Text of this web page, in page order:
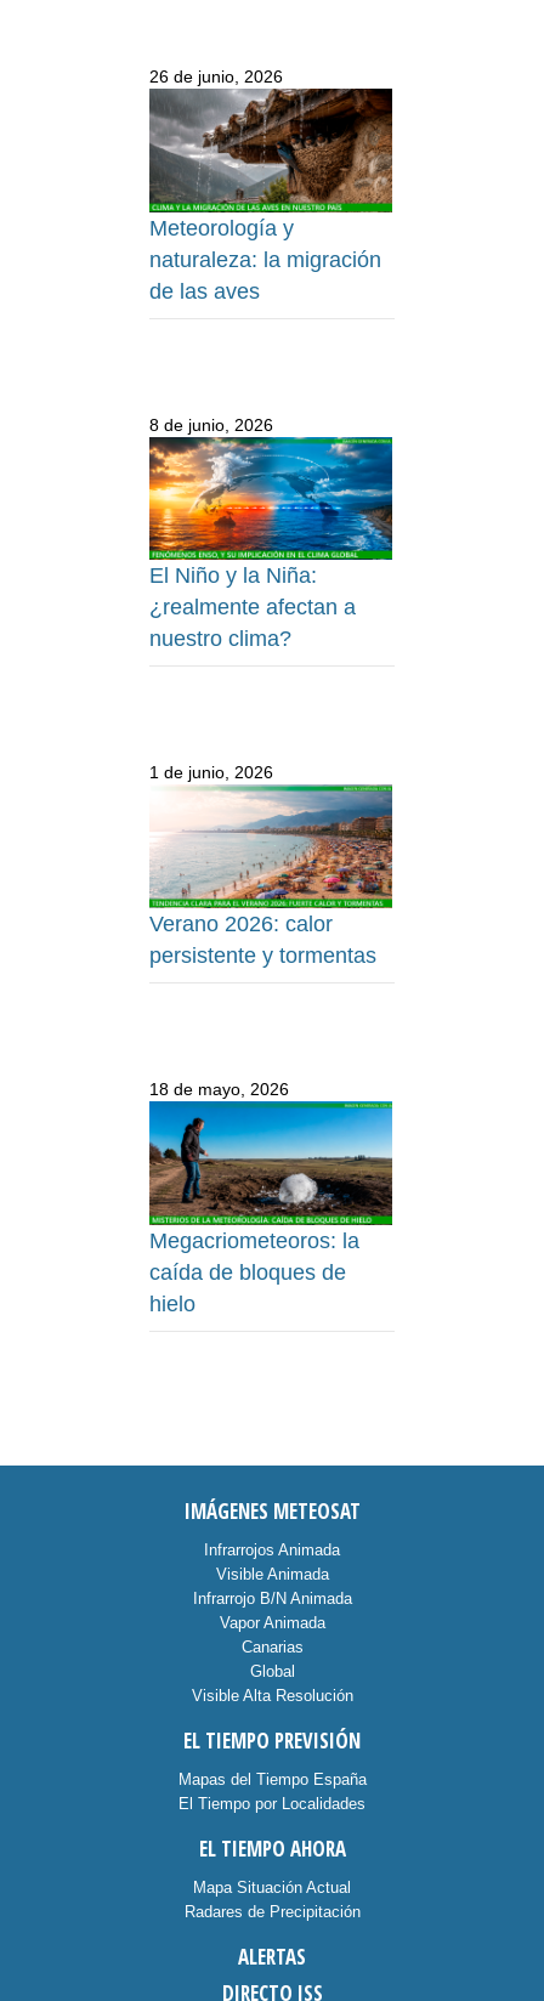
26 de junio, 2026
Meteorología y
naturaleza: la migración
de las aves
8 de junio, 2026
El Niño y la Niña:
¿realmente afectan a
nuestro clima?
1 de junio, 2026
Verano 2026: calor
persistente y tormentas
18 de mayo, 2026
Megacriometeoros: la
caída de bloques de
hielo
IMÁGENES METEOSAT
Infrarrojos Animada
Visible Animada
Infrarrojo B/N Animada
Vapor Animada
Canarias
Global
Visible Alta Resolución
EL TIEMPO PREVISIÓN
Mapas del Tiempo España
El Tiempo por Localidades
EL TIEMPO AHORA
Mapa Situación Actual
Radares de Precipitación
ALERTAS
DIRECTO ISS